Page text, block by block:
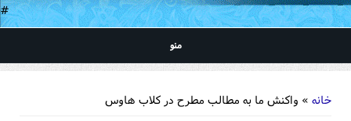
#
منو
خانه » واکنش ما به مطالب مطرح در کلاب هاوس